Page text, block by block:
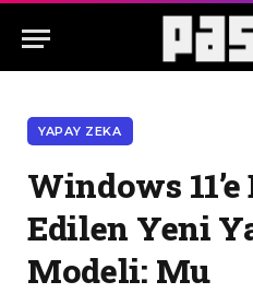
YAPAY ZEKA
Windows
Edilen Yeni
Modeli: Mu